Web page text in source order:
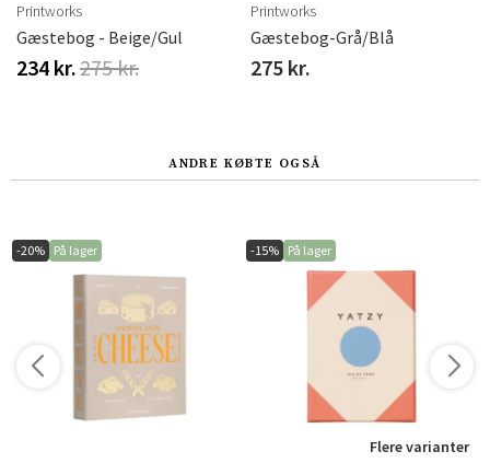
Printworks
Gæstebog - Beige/Gul
234 kr.275 kr.
Printworks
Gæstebog-Grå/Blå
275 kr.
ANDRE KØBTE OGSÅ
-20% På lager -15% På lager
Flere varianter